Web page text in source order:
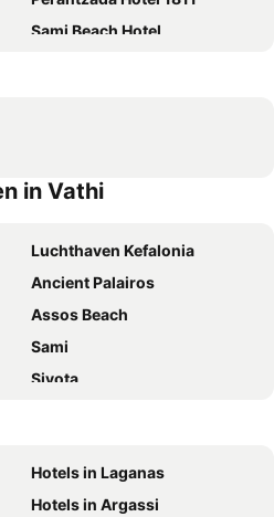
Sami Beach Hotel
Hotel Athina
Boulevard Panorama Suites
Toulatos Pantelis
Omirikon
The Village House In Stavros
Green Bay Hotel
in Vathi
Luchthaven Kefalonia
Ancient Palairos
Assos Beach
Sami
Sivota
Nydri
Fiskardo Port
Hotels in Laganas
Hotels in Argassi